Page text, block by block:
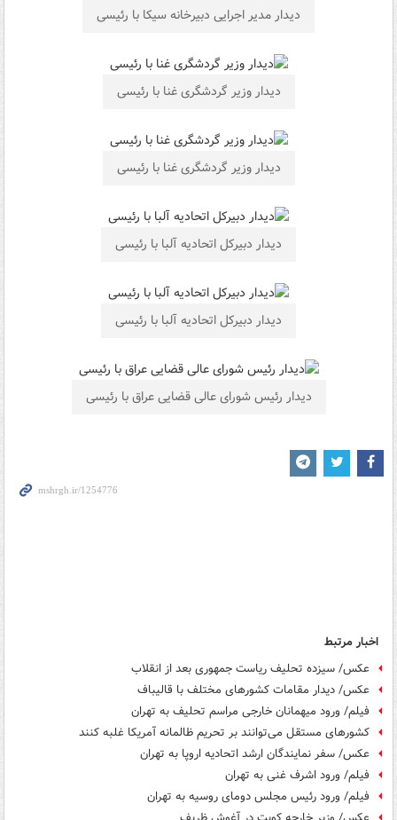
دیدار مدیر اجرایی دبیرخانه سیکا با رئیسی
دیدار وزیر گردشگری غنا با رئیسی
دیدار وزیر گردشگری غنا با رئیسی
دیدار دبیرکل اتحادیه آلبا با رئیسی
دیدار دبیرکل اتحادیه آلبا با رئیسی
دیدار رئیس شورای عالی قضایی عراق با رئیسی
اخبار مرتبط
عکس/ سیزده تحلیف ریاست جمهوری بعد از انقلاب
عکس/ دیدار مقامات کشورهای مختلف با قالیباف
فیلم/ ورود میهمانان خارجی مراسم تحلیف به تهران
کشورهای مستقل می‌توانند بر تحریم ظالمانه آمریکا غلبه کنند
عکس/ سفر نمایندگان ارشد اتحادیه اروپا به تهران
فیلم/ ورود اشرف غنی به تهران
فیلم/ ورود رئیس مجلس دومای روسیه به تهران